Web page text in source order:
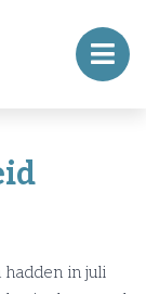
in juli